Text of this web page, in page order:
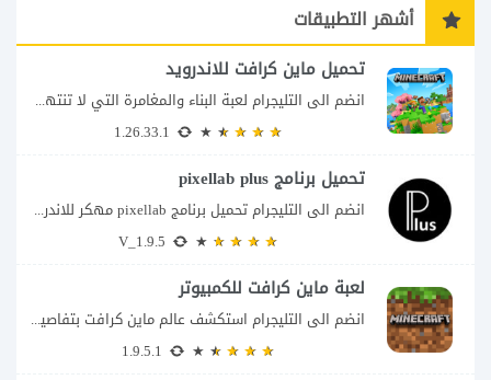
أشهر التطبيقات
تحميل ماين كرافت للاندرويد
انضم الى التليجرام لعبة البناء والمغامرة التي لا تنتهي Minecraft إذا كنت تبحث عن...
تحميل برنامج pixellab plus
انضم الى التليجرام تحميل برنامج pixellab مهكر للاندرويد يعتبر تطبيق بيكسلاب من اشهر تطبيقات...
لعبة ماين كرافت للكمبيوتر
انضم الى التليجرام استكشف عالم ماين كرافت بتفاصيل مذهلة 🌟 هل أنت مستعد لمغامرة...